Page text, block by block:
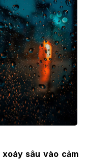
xoáy sâu vào cảm